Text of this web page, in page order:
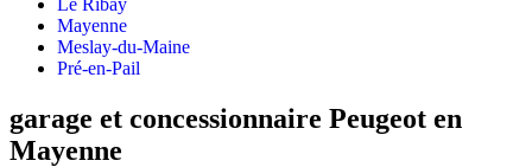
Mayenne
Meslay-du-Maine
Pré-en-Pail
garage et concessionnaire Peugeot en
Mayenne